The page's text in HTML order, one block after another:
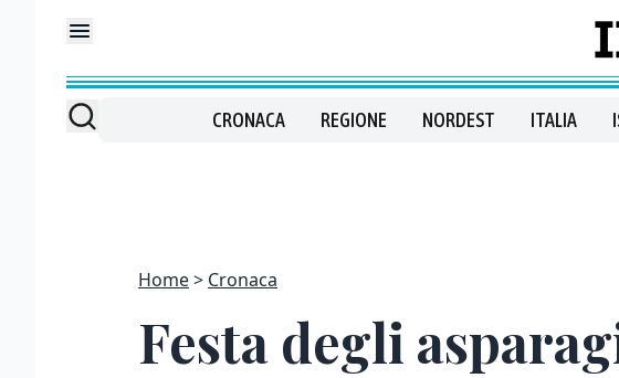
CRONACA REGIONE NORDEST ITALIA
Home Cronaca
Festa degli